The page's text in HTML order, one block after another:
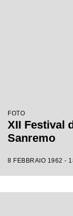
FOTO
XII Festival
Sanremo
8 FEBBRAIO 1962 -